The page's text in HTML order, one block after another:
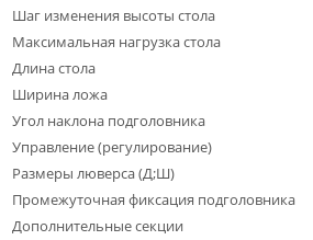
Шаг изменения высоты стола
Максимальная нагрузка стола
Длина стола
Ширина ложа
Угол наклона подголовника
Управление (регулирование)
Размеры люверса (Д;Ш)
Промежуточная фиксация подголовника
Дополнительные секции